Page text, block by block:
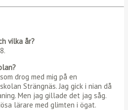
vilka år?
drog med mig på en
Strängnäs. Jag gick i nian då
Men jag gillade det jag såg.
lärare med glimten i ögat.